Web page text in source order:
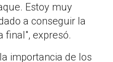
Estoy muy
a conseguir la
final", expresó.
importancia de los